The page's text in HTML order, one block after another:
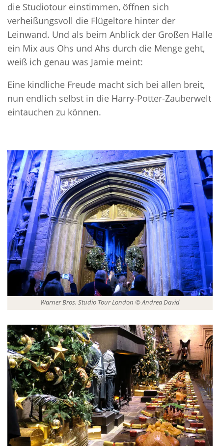
die Studiotour einstimmen, öffnen sich
verheißungsvoll die Flügeltore hinter der
Leinwand. Und als beim Anblick der Großen Halle
ein Mix aus Ohs und Ahs durch die Menge geht,
weiß ich genau was Jamie meint:
Eine kindliche Freude macht sich bei allen breit,
nun endlich selbst in die Harry-Potter-Zauberwelt
eintauchen zu können.
Warner Bros. Studio Tour London © Andrea David